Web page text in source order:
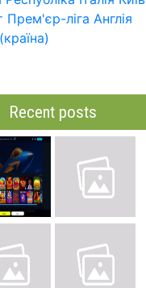
Прем'єр-ліга Англія
Recent posts